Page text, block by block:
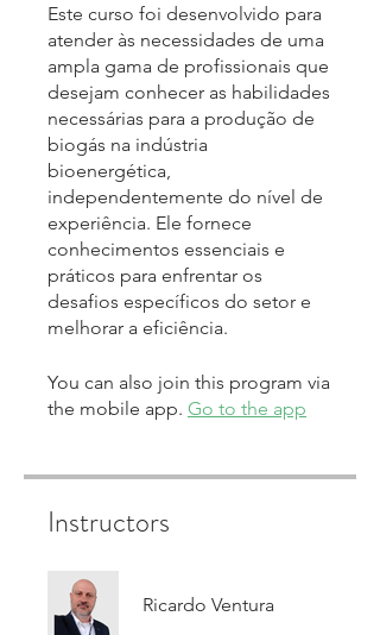
Este curso foi desenvolvido para
atender às necessidades de uma
ampla gama de profissionais que
desejam conhecer as habilidades
necessárias para a produção de
biogás na indústria
bioenergética,
independentemente do nível de
experiência. Ele fornece
conhecimentos essenciais e
práticos para enfrentar os
desafios específicos do setor e
melhorar a eficiência.
You can also join this program via
the mobile app. Go to the app
Instructors
Ricardo Ventura